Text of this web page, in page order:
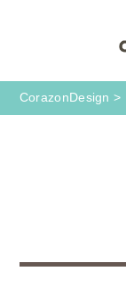
CorazonDesign >